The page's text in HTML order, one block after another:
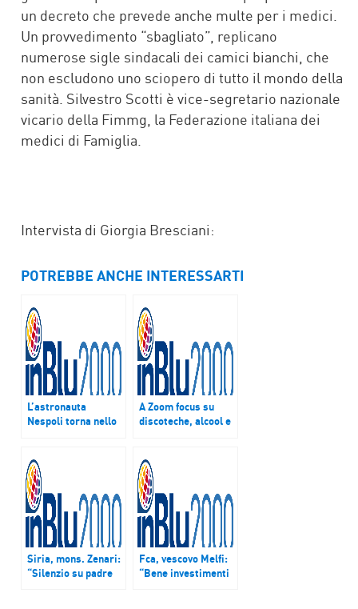
un decreto che prevede anche multe per i medici.
Un provvedimento “sbagliato”, replicano
numerose sigle sindacali dei camici bianchi, che
non escludono uno sciopero di tutto il mondo della
sanità. Silvestro Scotti è vice-segretario nazionale
vicario della Fimmg, la Federazione italiana dei
medici di Famiglia.
Intervista di Giorgia Bresciani:
POTREBBE ANCHE INTERESSARTI
L’astronauta
Nespoli torna nello
A Zoom focus su
discoteche, alcool e
nelle scuole a
parlare con i
giovani”
Siria, mons. Zenari:
“Silenzio su padre
Fca, vescovo Melfi:
“Bene investimenti